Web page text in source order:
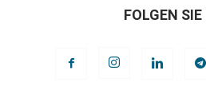
FOLGEN